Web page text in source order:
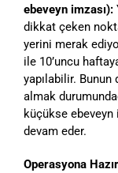
ebeveyn imzası):
dikkat çeken
yerini merak
ile 10’uncu
yapılabilir. Bunun
almak
küçükse ebeveyn
devam eder.
Operasyona